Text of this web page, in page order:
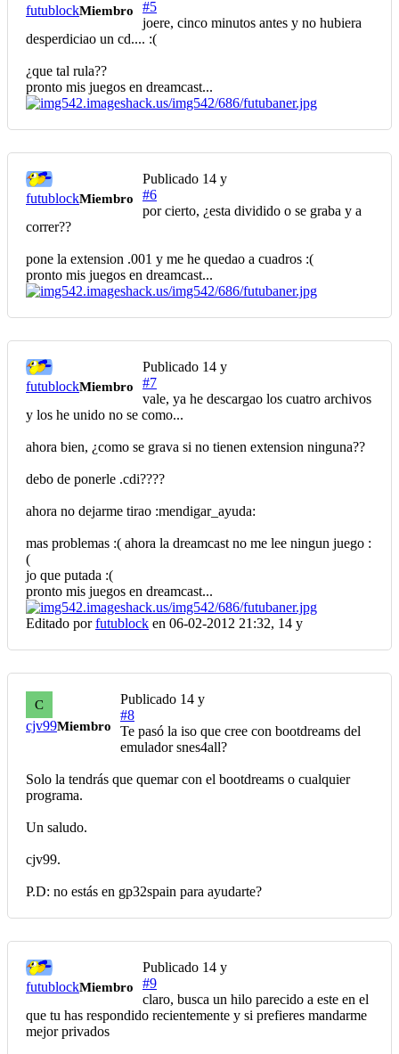
futublockMiembro
#5
joere, cinco minutos antes y no hubiera
desperdiciao un cd.... :(
¿que tal rula??
pronto mis juegos en dreamcast...
futublockMiembro
Publicado 14 y
#6
por cierto, ¿esta dividido o se graba y a
correr??
pone la extension .001 y me he quedao a cuadros :(
pronto mis juegos en dreamcast...
futublockMiembro
Publicado 14 y
#7
vale, ya he descargao los cuatro archivos
y los he unido no se como...
ahora bien, ¿como se grava si no tienen extension ninguna??
debo de ponerle .cdi????
ahora no dejarme tirao :mendigar_ayuda:
mas problemas :( ahora la dreamcast no me lee ningun juego :
(
jo que putada :(
pronto mis juegos en dreamcast...
Editado porfutublock en 06-02-2012 21:32, 14 y
C
cjv99Miembro
Publicado 14 y
#8
Te pasó la iso que cree con bootdreams del
emulador snes4all?
Solo la tendrás que quemar con el bootdreams o cualquier
programa.
Un saludo.
cjv99.
P.D: no estás en gp32spain para ayudarte?
futublockMiembro
Publicado 14 y
#9
claro, busca un hilo parecido a este en el
que tu has respondido recientemente y si prefieres mandarme
mejor privados